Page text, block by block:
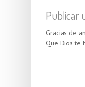
Publicar
Gracias de
Que Dios te